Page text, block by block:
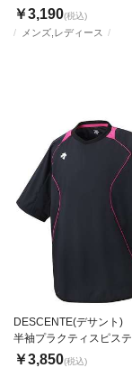
メンズ,レディース
￥3,190(税込)
DESCENTE(デサント)
半袖プラクティスピステ
￥3,850(税込)